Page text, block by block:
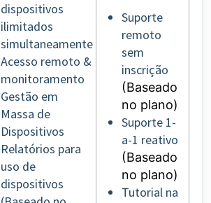
dispositivos
ilimitados
simultaneamente
Acesso remoto &
monitoramento
Gestão em
Massa de
Dispositivos
Relatórios para
uso de
dispositivos
Suporte
remoto
sem
inscrição
(Baseado
no plano)
Suporte 1-
a-1 reativo
(Baseado
no plano)
Tutorial na